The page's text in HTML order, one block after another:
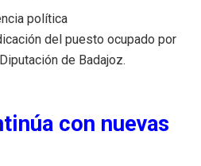
política
del puesto ocupado por
de Badajoz.
con nuevas